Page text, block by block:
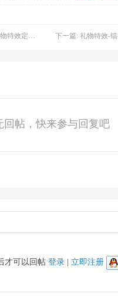
特效购买 下一篇: 礼物特效-镭射
回帖，快来参与回复吧
才可以回帖 登录| 立即注册